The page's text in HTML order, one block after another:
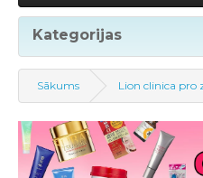
Kategorijas
Sākums Lion clinica pro